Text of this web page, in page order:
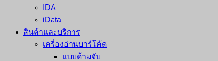
IDA
iData
สินค้าและบริการ
เครื่องอ่านบาร์โค้ด
แบบด้ามจับ